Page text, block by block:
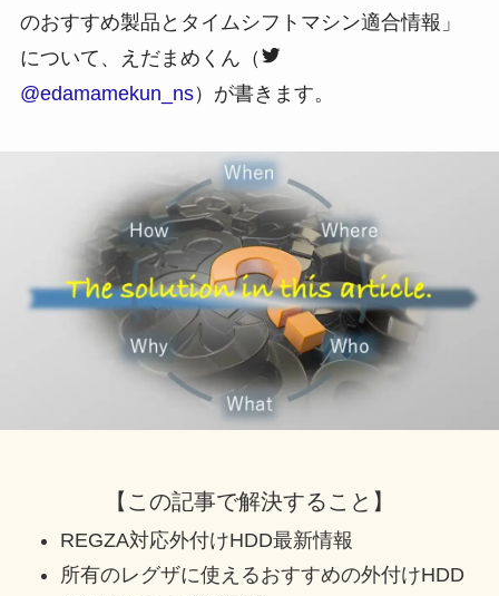
のおすすめ製品とタイムシフトマシン適合情報」
について、
えだまめくん（
@edamamekun_ns）が書きます。
【この記事で解決すること】
REGZA対応外付けHDD最新情報
所有のレグザに使えるおすすめの外付けHDD